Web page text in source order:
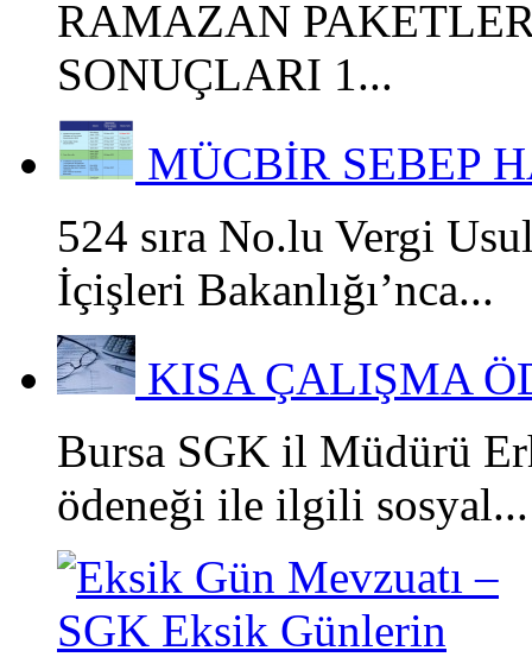
RAMAZAN
SONUÇLARI 1...
MÜCBİR SEBEP
524 sıra No.lu Vergi
İçişleri Bakanlığı’nca...
KISA ÇALIŞMA
Bursa SGK il Müdürü
ödeneği ile ilgili sosyal...